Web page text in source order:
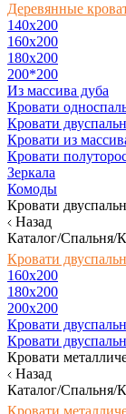
Деревянные
140x200
160х200
180х200
200*200
Из массива дуба
Кровати
Кровати
Кровати из
Кровати
Зеркала
Комоды
Кровати
Назад
Каталог/Спальня/
Кровати
160х200
180x200
200x200
Кровати
Кровати
Кровати
Назад
Каталог/Спальня/
Кровати